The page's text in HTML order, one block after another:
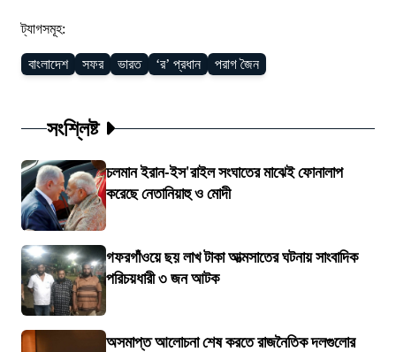
ট্যাগসমূহ:
বাংলাদেশ সফর ভারত ‘র’ প্রধান পরাগ জৈন
সংশ্লিষ্ট
চলমান ইরান-ইস'রাইল সংঘাতের মাঝেই ফোনালাপ
করেছে নেতানিয়াহু ও মোদী
গফরগাঁওয়ে ছয় লাখ টাকা আত্মসাতের ঘটনায় সাংবাদিক
পরিচয়ধারী ৩ জন আটক
অসমাপ্ত আলোচনা শেষ করতে রাজনৈতিক দলগুলোর